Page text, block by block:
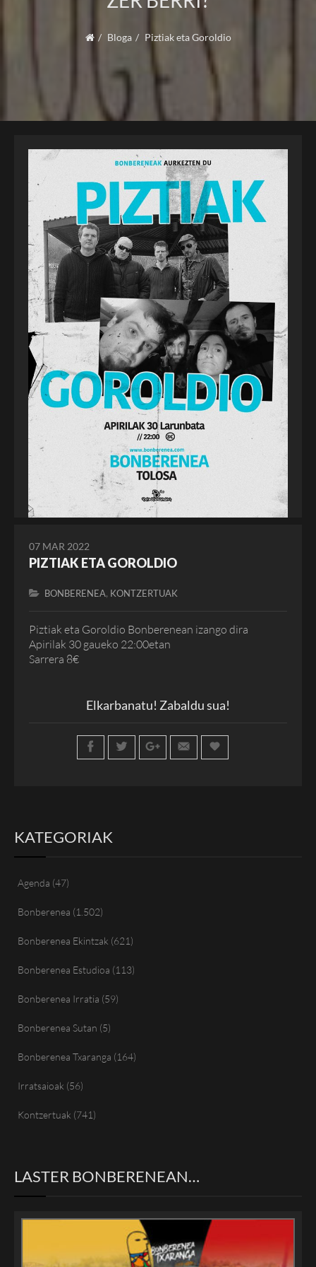
Bloga Piztiak eta Goroldio
07 MAR 2022
PIZTIAK ETA GOROLDIO
BONBERENEA, KONTZERTUAK
Piztiak eta Goroldio Bonberenean izango dira
Apirilak 30 gaueko 22:00etan
Sarrera 8€
Elkarbanatu! Zabaldu sua!
KATEGORIAK
Agenda (47)
Bonberenea (1.502)
Bonberenea Ekintzak (621)
Bonberenea Estudioa (113)
Bonberenea Irratia (59)
Bonberenea Sutan (5)
Bonberenea Txaranga (164)
Irratsaioak (56)
Kontzertuak (741)
LASTER BONBERENEAN…